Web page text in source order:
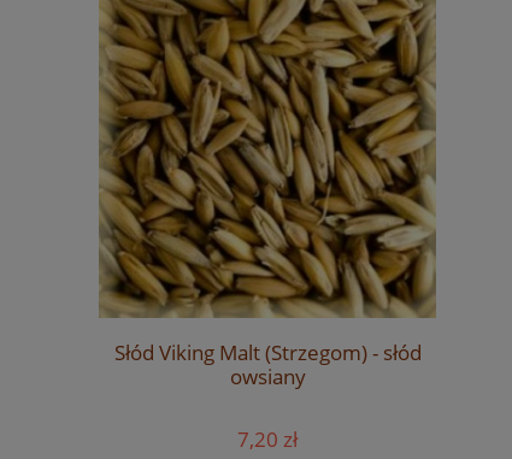
Słód Viking Malt (Strzegom) - słód
owsiany
7,20 zł